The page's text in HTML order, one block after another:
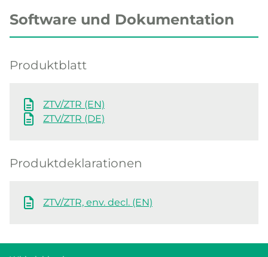
Software und Dokumentation
Produktblatt
ZTV/ZTR (EN)
ZTV/ZTR (DE)
Produktdeklarationen
ZTV/ZTR, env. decl. (EN)